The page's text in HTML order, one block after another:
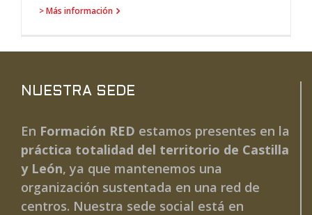
> Más información
NUESTRA SEDE
En Formación RED estamos presentes en la
práctica totalidad del territorio de Castilla
y León, ya que mantenemos una
organización sustentada en una red de
centros. Nuestra sede social está en